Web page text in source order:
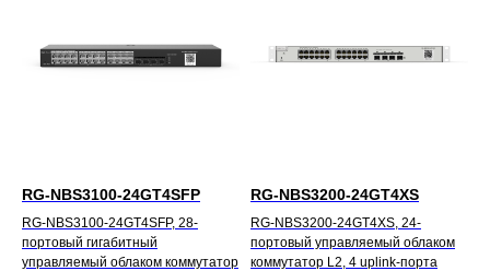
RG-NBS3100-24GT4SFP
RG-NBS3100-24GT4SFP, 28-
портовый гигабитный
управляемый облаком коммутатор
RG-NBS3200-24GT4XS
RG-NBS3200-24GT4XS, 24-
портовый управляемый облаком
коммутатор L2, 4 uplink-порта